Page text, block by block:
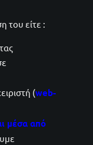
του είτε :
(web-
μέσα από